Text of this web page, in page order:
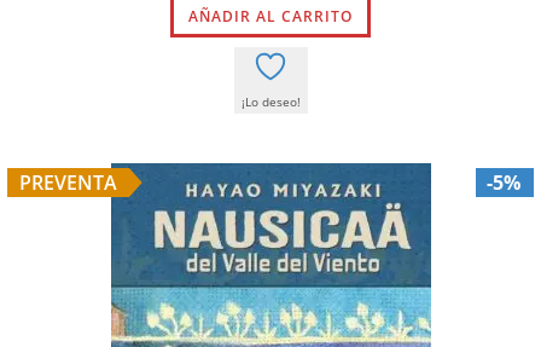
AÑADIR AL CARRITO
¡Lo deseo!
PREVENTA -5%